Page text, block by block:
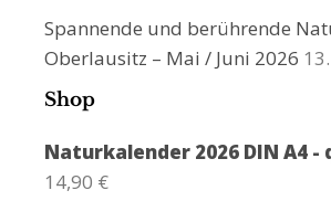
Spannende und berührende
Oberlausitz – Mai / Juni 2026
Shop
Naturkalender 2026 DIN A4 -
14,90 €